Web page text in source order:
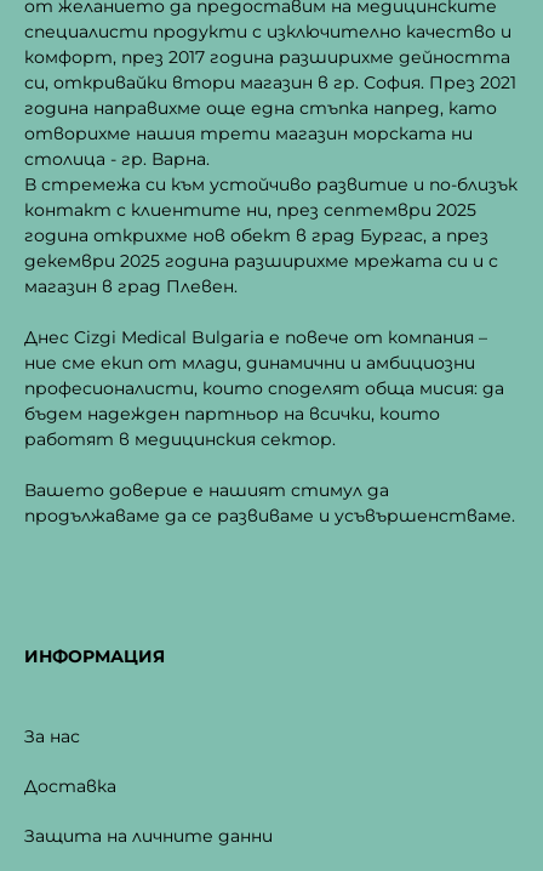
от желанието да предоставим на медицинските
специалисти продукти с изключително качество и
комфорт, през 2017 година разширихме дейността
си, откривайки втори магазин в гр. София. През 2021
година направихме още една стъпка напред, като
отворихме нашия трети магазин морската ни
столица - гр. Варна.
В стремежа си към устойчиво развитие и по-близък
контакт с клиентите ни, през септември 2025
година открихме нов обект в град Бургас, а през
декември 2025 година разширихме мрежата си и с
магазин в град Плевен.
Днес Cizgi Medical Bulgaria е повече от компания –
ние сме екип от млади, динамични и амбициозни
професионалисти, които споделят обща мисия: да
бъдем надежден партньор на всички, които
работят в медицинския сектор.
Вашето доверие е нашият стимул да
продължаваме да се развиваме и усъвършенстваме.
ИНФОРМАЦИЯ
За нас
Доставка
Защита на личните данни